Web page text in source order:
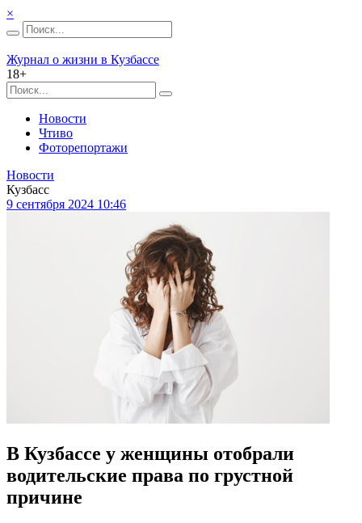
×
Журнал о жизни в Кузбассе
18+
Новости
Чтиво
Фоторепортажи
Новости
Кузбасс
9 сентября 2024 10:46
В Кузбассе у женщины отобрали
водительские права по грустной
причине